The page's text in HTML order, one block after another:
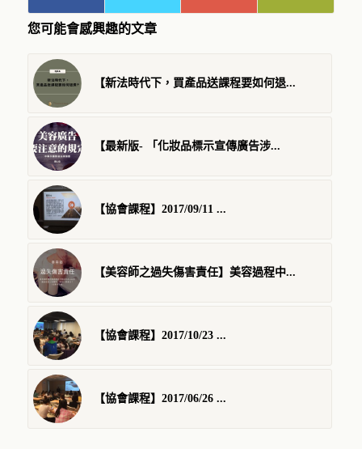
您可能會感興趣的文章
【新法時代下，買產品送課程要如何退...
【最新版- 「化妝品標示宣傳廣告涉...
【協會課程】2017/09/11 ...
【美容師之過失傷害責任】美容過程中...
【協會課程】2017/10/23 ...
【協會課程】2017/06/26 ...